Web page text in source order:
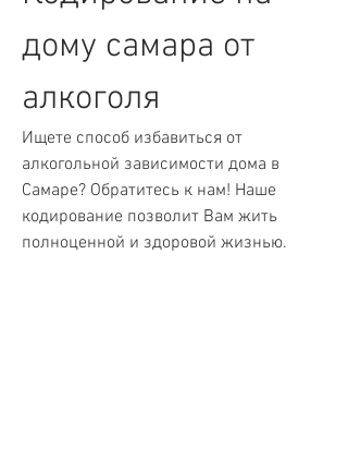
дому самара от
алкоголя
Ищете способ избавиться от
алкогольной зависимости дома в
Самаре? Обратитесь к нам! Наше
кодирование позволит Вам жить
полноценной и здоровой жизнью.